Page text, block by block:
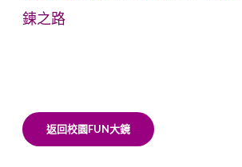
鍊之路
返回校園FUN大鏡